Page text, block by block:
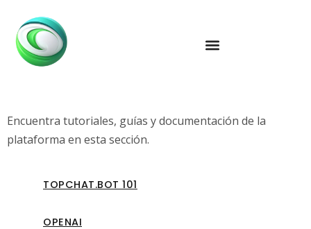
Encuentra tutoriales, guías y documentación de la
plataforma en esta sección.
TOPCHAT.BOT 101
OPENAI